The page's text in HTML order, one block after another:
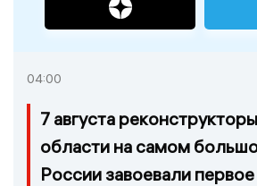
04:00
7 августа
области на самом
России завоевали